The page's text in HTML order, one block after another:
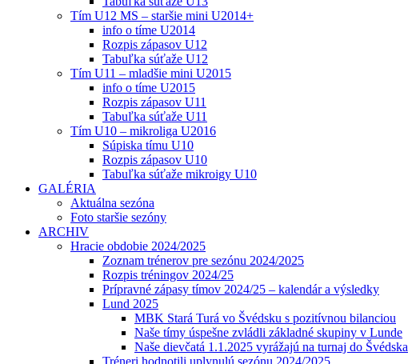
Tím U12 MS – staršie mini U2014+
info o tíme U2014
Rozpis zápasov U12
Tabuľka súťaže U12
Tím U11 – mladšie mini U2015
info o tíme U2015
Rozpis zápasov U11
Tabuľka súťaže U11
Tím U10 – mikroliga U2016
Súpiska tímu U10
Rozpis zápasov U10
Tabuľka súťaže mikroigy U10
GALÉRIA
Aktuálna sezóna
Foto staršie sezóny
ARCHIV
Hracie obdobie 2024/2025
Zoznam trénerov pre sezónu 2024/2025
Rozpis tréningov 2024/25
Prípravné zápasy tímov 2024/25 – kalendár a výsledky
Lund 2025
MBK Stará Turá vo Švédsku s pozitívnou bilanciou
Naše tímy úspešne zvládli základné skupiny v Lunde
Naše dievčatá 1.1.2025 vyrážajú na turnaj do Švédska
Tréneri hodnotili uplynulú sezónu 2024/2025